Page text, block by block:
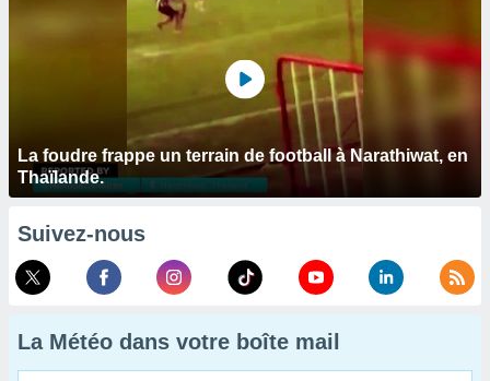
La foudre frappe un terrain de football à Narathiwat, en
Thaïlande.
Suivez-nous
La Météo dans votre boîte mail